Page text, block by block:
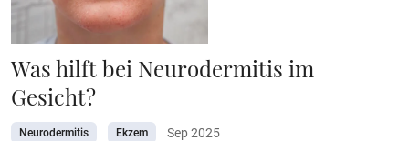
Was hilft bei Neurodermitis im
Gesicht?
Neurodermitis Ekzem Sep 2025